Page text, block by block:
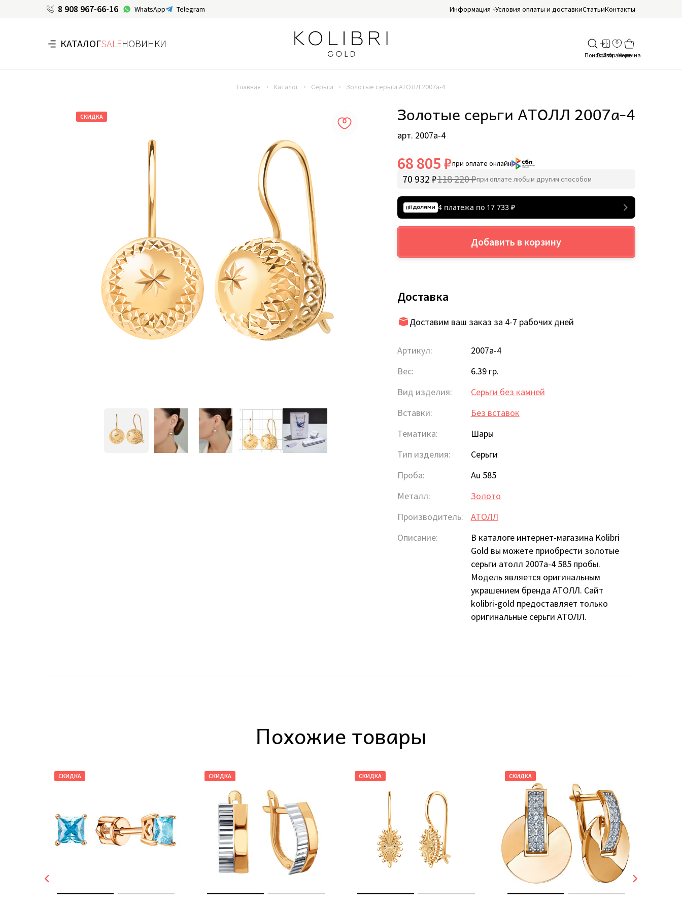
8 908 967-66-16 WhatsApp Telegram Информация Условия оплаты и доставкиСтатьиКонтакты
КАТАЛОГSALEНОВИНКИ
Главная Каталог Серьги Золотые серьги АТОЛЛ 2007а-4
СКИДКА Золотые серьги АТОЛЛ 2007а-4
арт. 2007а-4
68 805 ₽при оплате онлайн
70 932 ₽118 220 ₽при оплате любым другим способом
4 платежа по 17 733₽
Добавить в корзину
Доставка
Доставим ваш заказ за 4-7 рабочих дней
Артикул:
2007а-4
Вес:
6.39 гр.
Вид изделия:
Серьги без камней
Вставки:
Без вставок
Тематика:
Шары
Тип изделия:
Серьги
Проба:
Au 585
Металл:
Золото
Производитель:
АТОЛЛ
Описание:
В каталоге интернет-магазина Kolibri
Gold вы можете приобрести золотые
серьги атолл 2007а-4 585 пробы.
Модель является оригинальным
украшением бренда АТОЛЛ. Сайт
kolibri-gold предоставляет только
оригинальные серьги АТОЛЛ.
Похожие товары
СКИДКА СКИДКА СКИДКА СКИДКА